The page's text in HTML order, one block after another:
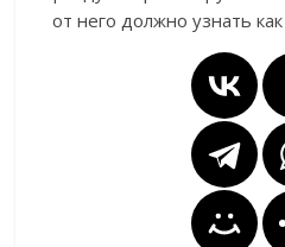
от него должно узнать